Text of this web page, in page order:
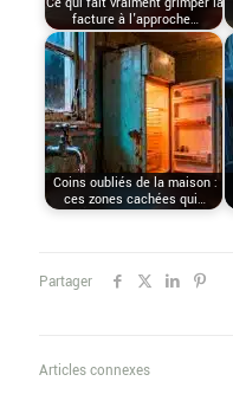
facture à l'approche…
Coins oubliés de la maison :
ces zones cachées qui…
Partager
Articles connexes